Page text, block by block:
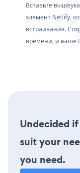
Вставьте
элемент Netlify,
встраивания.
времени, и ваше
Undecided
suit your
you need.